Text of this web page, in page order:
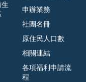
申辦業務
社團名冊
原住民人口數
相關連結
各項福利申請流
程